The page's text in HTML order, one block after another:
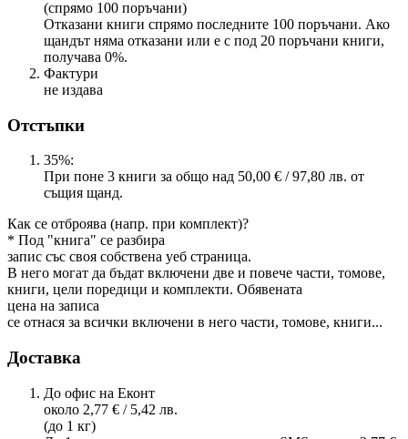
(спрямо 100 поръчани)
Отказани книги спрямо последните 100 поръчани. Ако
щандът няма отказани или е с под 20 поръчани книги,
получава 0%.
Фактури
не издава
Отстъпки
35%:
При поне 3 книги за общо над 50,00 € / 97,80 лв. от
същия щанд.
Как се отброява (напр. при комплект)?
* Под "книга" се разбира
запис със своя собствена уеб страница.
В него могат да бъдат включени две и повече части, томове,
книги, цели поредици и комплекти. Обявената
цена на записа
се отнася за всички включени в него части, томове, книги...
Доставка
До офис на Еконт
около 2,77 € / 5,42 лв.
(до 1 кг)